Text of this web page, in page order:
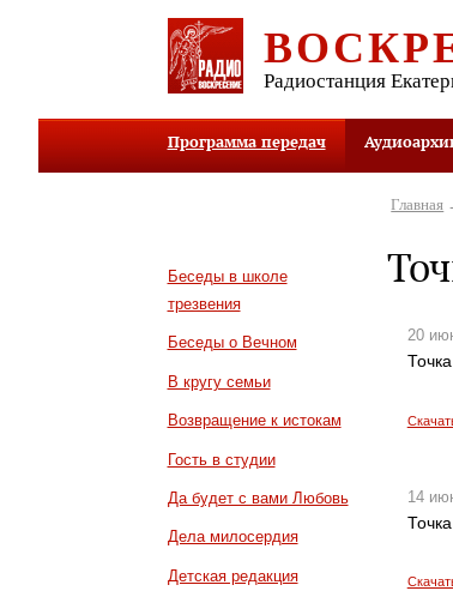
Радиостанция
Программа передач
Беседы в школе
трезвения
Беседы о Вечном
В кругу семьи
Возвращение к истокам
Гость в студии
Да будет с вами Любовь
Дела милосердия
Детская редакция
Главная
20
14